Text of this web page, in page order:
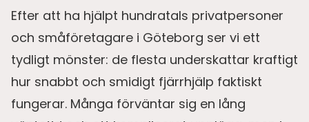
Efter att ha hjälpt hundratals privatpersoner
och småföretagare i Göteborg ser vi ett
tydligt mönster: de flesta underskattar kraftigt
hur snabbt och smidigt fjärrhjälp faktiskt
fungerar. Många förväntar sig en lång